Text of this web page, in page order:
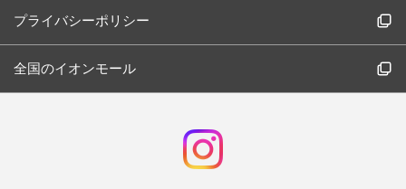
プライバシーポリシー
全国のイオンモール